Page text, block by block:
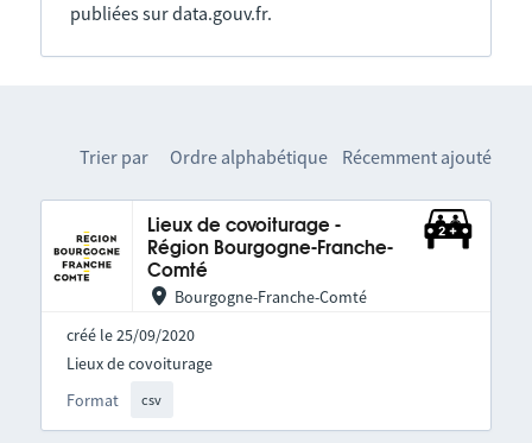
publiées sur data.gouv.fr.
Trier par Ordre alphabétique Récemment ajouté
Lieux de covoiturage -
Région Bourgogne-Franche-
Comté
Bourgogne-Franche-Comté
créé le 25/09/2020
Format csv
Lieux de covoiturage